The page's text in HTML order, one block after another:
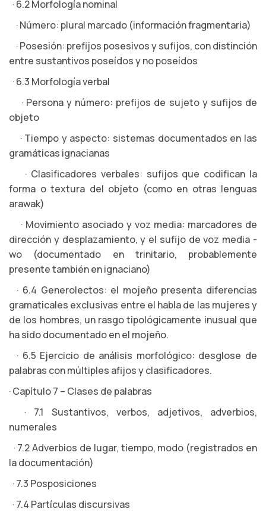
· 6.2 Morfología nominal
· Número: plural marcado (información fragmentaria)
· Posesión: prefijos posesivos y sufijos, con distinción
entre sustantivos poseídos y no poseídos
· 6.3 Morfología verbal
· Persona y número: prefijos de sujeto y sufijos de
objeto
· Tiempo y aspecto: sistemas documentados en las
gramáticas ignacianas
· Clasificadores verbales: sufijos que codifican la
forma o textura del objeto (como en otras lenguas
arawak)
· Movimiento asociado y voz media: marcadores de
dirección y desplazamiento, y el sufijo de voz media -
wo (documentado en trinitario, probablemente
presente también en ignaciano)
· 6.4 Generolectos: el mojeño presenta diferencias
gramaticales exclusivas entre el habla de las mujeres y
de los hombres, un rasgo tipológicamente inusual que
ha sido documentado en el mojeño.
· 6.5 Ejercicio de análisis morfológico: desglose de
palabras con múltiples afijos y clasificadores.
· Capítulo 7 – Clases de palabras
· 7.1 Sustantivos, verbos, adjetivos, adverbios,
numerales
· 7.2 Adverbios de lugar, tiempo, modo (registrados en
la documentación)
· 7.3 Posposiciones
· 7.4 Partículas discursivas